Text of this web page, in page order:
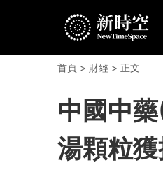
首頁 > 財經 > 正文
中國中
湯顆粒